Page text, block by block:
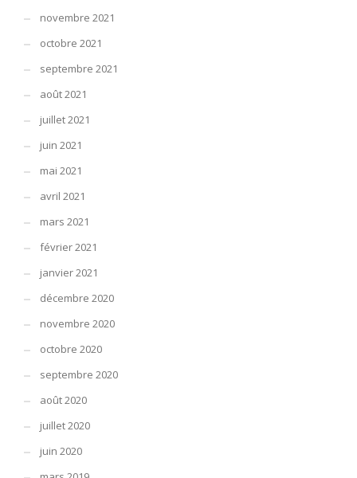
novembre 2021
octobre 2021
septembre 2021
août 2021
juillet 2021
juin 2021
mai 2021
avril 2021
mars 2021
février 2021
janvier 2021
décembre 2020
novembre 2020
octobre 2020
septembre 2020
août 2020
juillet 2020
juin 2020